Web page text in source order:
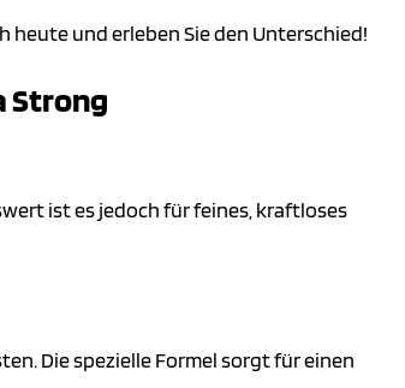
heute und erleben Sie den Unterschied!
Strong
ist es jedoch für feines, kraftloses
Die spezielle Formel sorgt für einen